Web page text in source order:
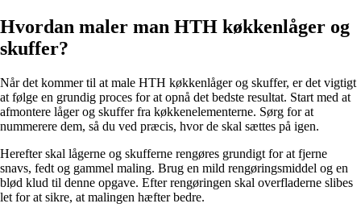
Hvordan maler man HTH køkkenlåger og
skuffer?
Når det kommer til at male HTH køkkenlåger og skuffer, er det vigtigt
at følge en grundig proces for at opnå det bedste resultat. Start med at
afmontere låger og skuffer fra køkkenelementerne. Sørg for at
nummerere dem, så du ved præcis, hvor de skal sættes på igen.
Herefter skal lågerne og skufferne rengøres grundigt for at fjerne
snavs, fedt og gammel maling. Brug en mild rengøringsmiddel og en
blød klud til denne opgave. Efter rengøringen skal overfladerne slibes
let for at sikre, at malingen hæfter bedre.